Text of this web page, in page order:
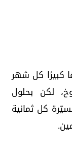
كبيرًا كل شهر
لكن بحلول
2025 ارتفع المعدل إلى 370 مسيّرة كل ثمانية